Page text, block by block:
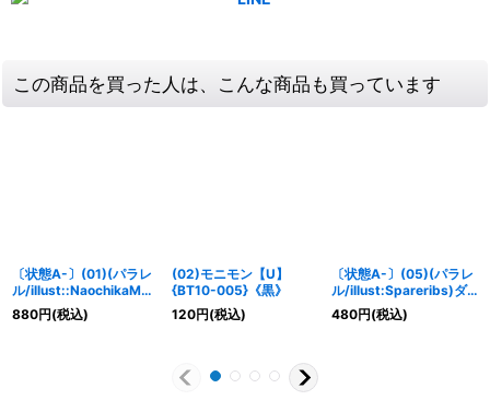
この商品を買った人は、こんな商品も買っています
〔状態A-〕(01)(パラレ
ル/illust::NaochikaMori
shita)ダークナイトモン
【SR】{BT7-063}
880円(税込)
(02)モニモン【U】
{BT10-005}《黒》
120円(税込)
〔状態A-〕(05)(パラレ
ル/illust:Spareribs)ダ
ークナイトモン【U-P】
{EX10-031}《多》
480円(税込)